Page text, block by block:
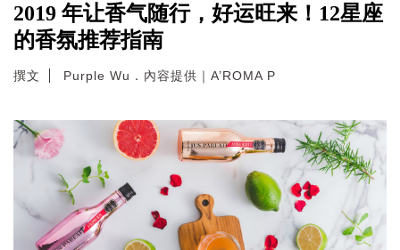
2019 年让香气随行，好运旺来！12星座
的香氛推荐指南
撰文 Purple Wu．內容提供｜A’ROMA P